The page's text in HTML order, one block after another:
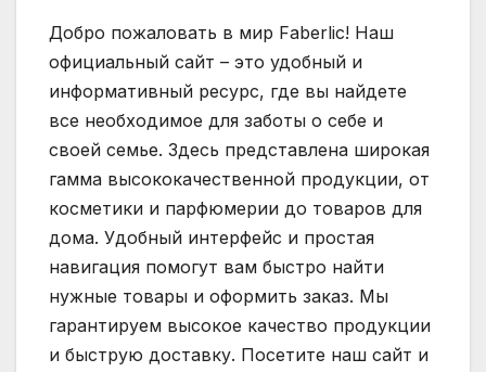
Добро пожаловать в мир Faberlic! Наш
официальный сайт – это удобный и
информативный ресурс, где вы найдете
все необходимое для заботы о себе и
своей семье. Здесь представлена широкая
гамма высококачественной продукции, от
косметики и парфюмерии до товаров для
дома. Удобный интерфейс и простая
навигация помогут вам быстро найти
нужные товары и оформить заказ. Мы
гарантируем высокое качество продукции
и быструю доставку. Посетите наш сайт и